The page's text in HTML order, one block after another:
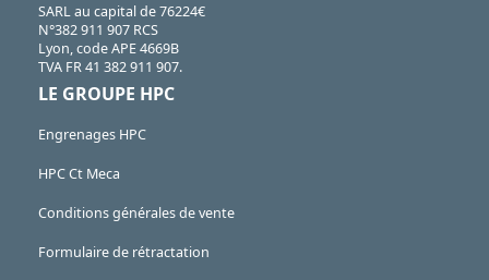
SARL au capital de 76224€
N°382 911 907 RCS
Lyon, code APE 4669B
TVA FR 41 382 911 907.
LE GROUPE HPC
Engrenages HPC
HPC Ct Meca
Conditions générales de vente
Formulaire de rétractation